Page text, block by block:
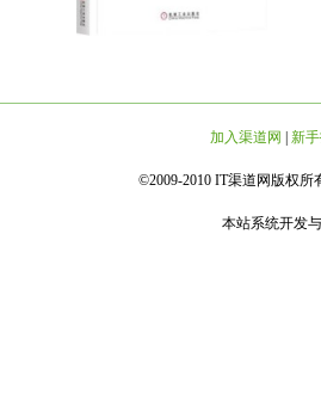
加入渠道网 新
©2009-2010 IT渠道网版权所
本站系统开发